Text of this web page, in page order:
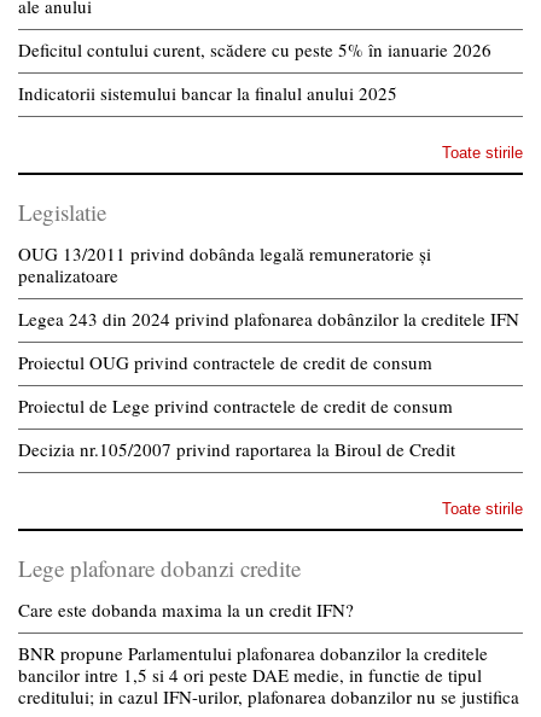
ale anului
Deficitul contului curent, scădere cu peste 5% în ianuarie 2026
Indicatorii sistemului bancar la finalul anului 2025
Toate stirile
Legislatie
OUG 13/2011 privind dobânda legală remuneratorie și
penalizatoare
Legea 243 din 2024 privind plafonarea dobânzilor la creditele IFN
Proiectul OUG privind contractele de credit de consum
Proiectul de Lege privind contractele de credit de consum
Decizia nr.105/2007 privind raportarea la Biroul de Credit
Toate stirile
Lege plafonare dobanzi credite
Care este dobanda maxima la un credit IFN?
BNR propune Parlamentului plafonarea dobanzilor la creditele
bancilor intre 1,5 si 4 ori peste DAE medie, in functie de tipul
creditului; in cazul IFN-urilor, plafonarea dobanzilor nu se justifica